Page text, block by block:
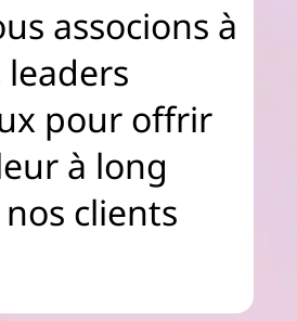
associons à
leaders
pour offrir
à long
clients